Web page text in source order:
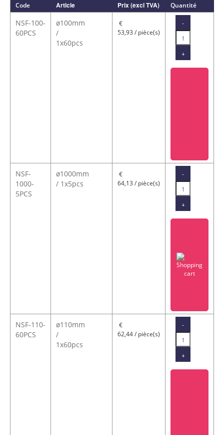
Code Article Prix (excl TVA) Quantité
NSF-100-
60PCS
ø100mm
/
1x60pcs
€
53,93 / pièce(s)
-
+
NSF-
1000-
5PCS
ø1000mm
/ 1x5pcs
€
64,13 / pièce(s)
-
+
NSF-110-
60PCS
ø110mm
/
1x60pcs
€
62,44 / pièce(s)
-
+